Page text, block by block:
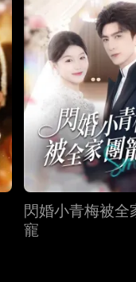
第22集 第23集 第
第25集 第26集 第
第28集
閃婚小青梅被全
寵